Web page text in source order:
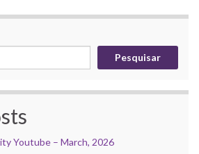
Pesquisar
Youtube – March, 2026